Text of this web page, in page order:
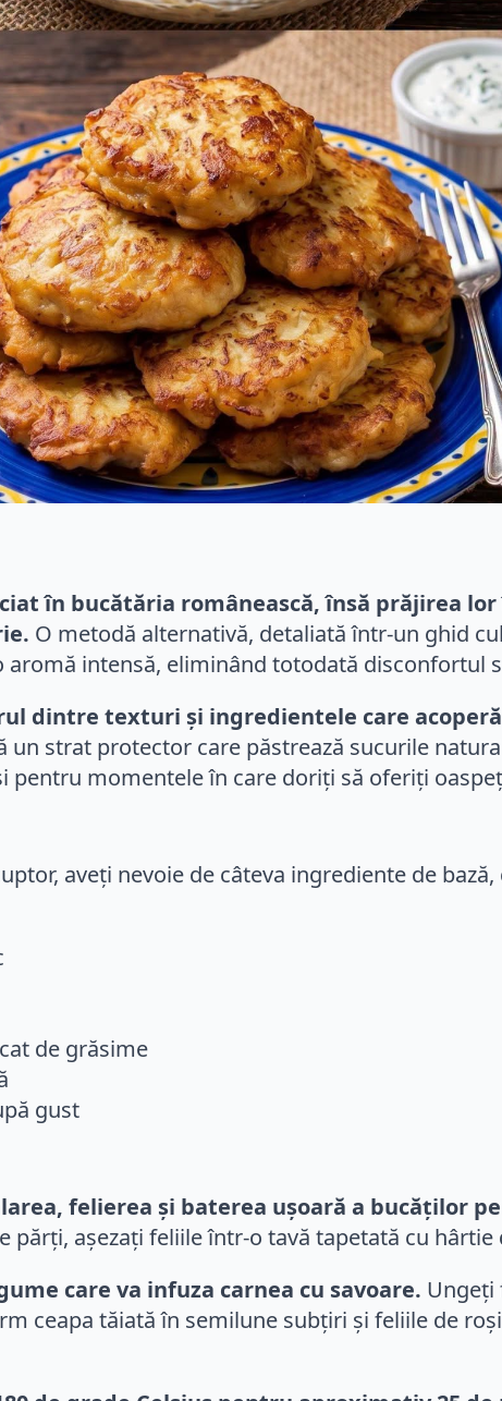
în bucătăria românească, însă prăjirea lor
O metodă alternativă, detaliată într-un ghid
aromă intensă, eliminând totodată disconfortul
dintre texturi și ingredientele care
un strat protector care păstrează sucurile
pentru momentele în care doriți să oferiți
aveți nevoie de câteva ingrediente de
de grăsime
gust
felierea și baterea ușoară a bucăților
părți, așezați feliile într-o tavă tapetată cu
care va infuza carnea cu savoare. Ungeți
ceapa tăiată în semilune subțiri și feliile de